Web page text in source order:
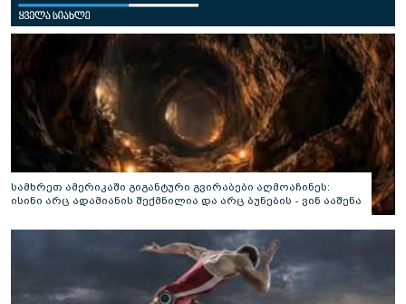
სამხრეთ ამერიკაში გიგანტური გვირაბები აღმოაჩინეს:
ისინი არც ადამიანის შექმნილია და არც ბუნების - ვინ ააშენა